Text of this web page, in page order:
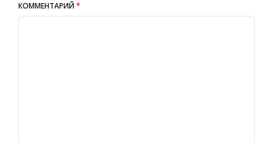
КОММЕНТАРИЙ*